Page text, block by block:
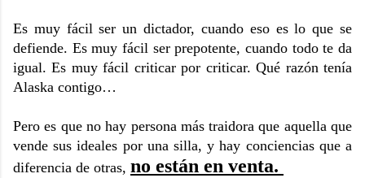
Es muy fácil ser un dictador, cuando eso es lo que se
defiende. Es muy fácil ser prepotente, cuando todo te da
igual. Es muy fácil criticar por criticar. Qué razón tenía
Alaska contigo…
Pero es que no hay persona más traidora que aquella que
vende sus ideales por una silla, y hay conciencias que a
diferencia de otras, no están en venta.